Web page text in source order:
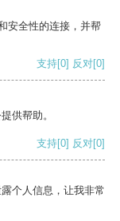
安全性的连接，并帮
支持[0] 反对[0]
供帮助。
支持[0] 反对[0]
个人信息，让我非常